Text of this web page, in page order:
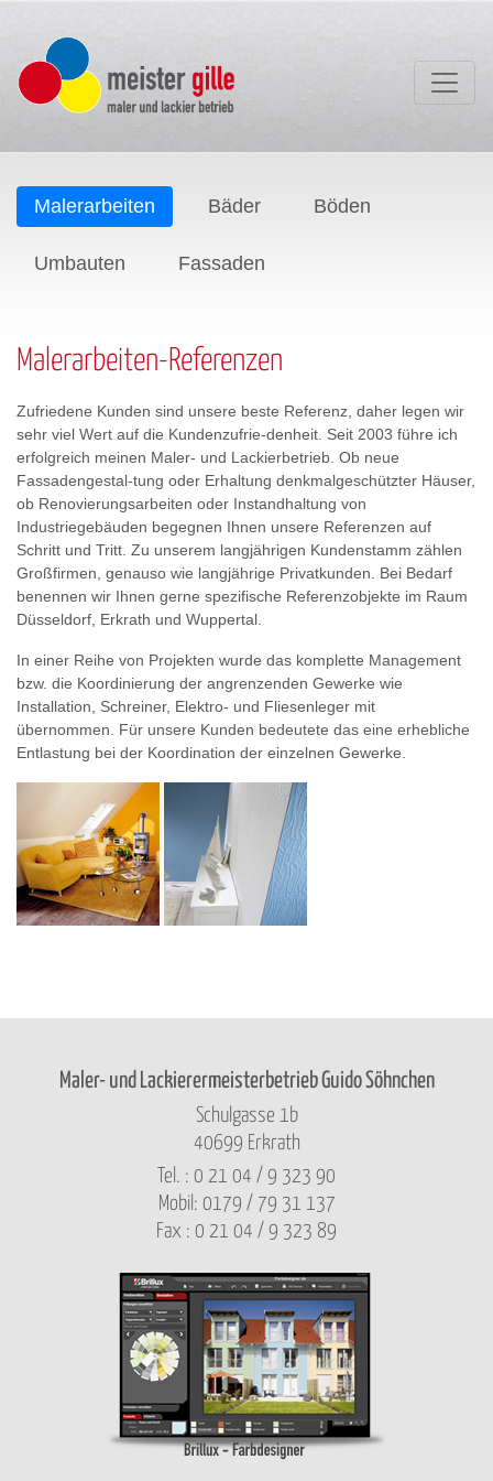
Malerarbeiten Bäder Böden
Umbauten Fassaden
Malerarbeiten-Referenzen
Zufriedene Kunden sind unsere beste Referenz, daher legen wir
sehr viel Wert auf die Kundenzufrie-denheit. Seit 2003 führe ich
erfolgreich meinen Maler- und Lackierbetrieb. Ob neue
Fassadengestal-tung oder Erhaltung denkmalgeschützter Häuser,
ob Renovierungsarbeiten oder Instandhaltung von
Industriegebäuden begegnen Ihnen unsere Referenzen auf
Schritt und Tritt. Zu unserem langjährigen Kundenstamm zählen
Großfirmen, genauso wie langjährige Privatkunden. Bei Bedarf
benennen wir Ihnen gerne spezifische Referenzobjekte im Raum
Düsseldorf, Erkrath und Wuppertal.
In einer Reihe von Projekten wurde das komplette Management
bzw. die Koordinierung der angrenzenden Gewerke wie
Installation, Schreiner, Elektro- und Fliesenleger mit
übernommen. Für unsere Kunden bedeutete das eine erhebliche
Entlastung bei der Koordination der einzelnen Gewerke.
Maler- und Lackierermeisterbetrieb Guido Söhnchen
Schulgasse 1b
40699 Erkrath
Tel. : 0 21 04 / 9 323 90
Mobil: 0179 / 79 31 137
Fax : 0 21 04 / 9 323 89